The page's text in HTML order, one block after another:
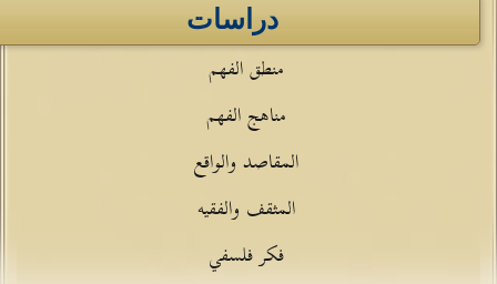
دراسات
منطق الفهم
مناهج الفهم
المقاصد والواقع
المثقف والفقيه
فكر فلسفي